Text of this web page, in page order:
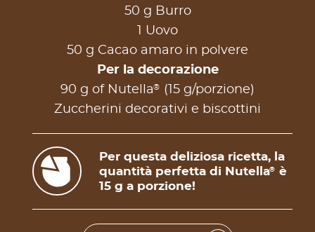
50 g Burro
1 Uovo
50 g Cacao amaro in polvere
Per la decorazione
90 g of Nutella®
(15 g/porzione)
Zuccherini decorativi e biscottini
Per questa deliziosa ricetta, la
quantità perfetta di Nutella®
è
15 g a porzione!